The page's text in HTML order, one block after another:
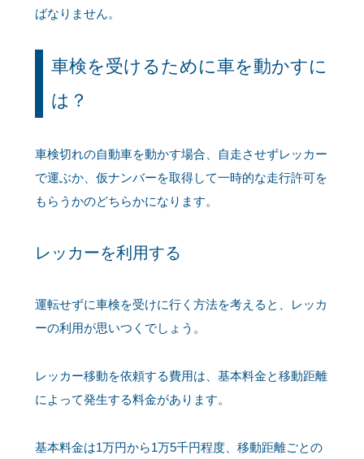
ばなりません。
車検を受けるために車を動かすに
は？
車検切れの自動車を動かす場合、自走させずレッカー
で運ぶか、仮ナンバーを取得して一時的な走行許可を
もらうかのどちらかになります。
レッカーを利用する
運転せずに車検を受けに行く方法を考えると、レッカ
ーの利用が思いつくでしょう。
レッカー移動を依頼する費用は、基本料金と移動距離
によって発生する料金があります。
基本料金は1万円から1万5千円程度、移動距離ごとの